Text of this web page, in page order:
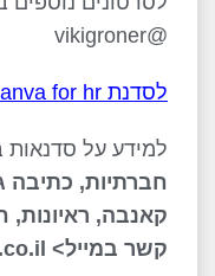
@vikigroner
לסדנת canva for hr הקרובה לחצו כאן>>
למידע על סדנאות
חברתיות, כתיבה
קאנבה, ראיונות,
קשר במייל> info@hrd.co.il